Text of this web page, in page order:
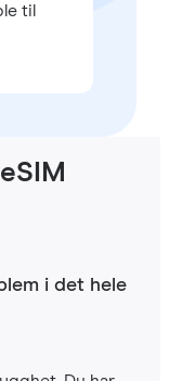
til
i det hele